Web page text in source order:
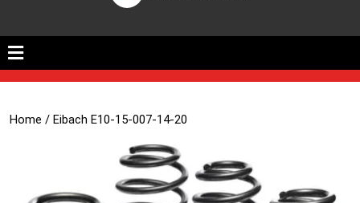
Home / Eibach E10-15-007-14-20